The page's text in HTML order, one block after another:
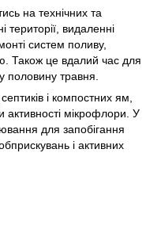
на технічних та
території, видаленні
систем поливу,
Також це вдалий час для
половину травня.
і компостних ям,
активності мікрофлори. У
для запобігання
і активних